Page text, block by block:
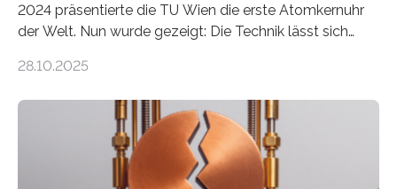
2024 präsentierte die TU Wien die erste Atomkernuhr
der Welt. Nun wurde gezeigt: Die Technik lässt sich
fundamentalen Physik nachzugehen. Thorium-
Messungen verwenden. Das hatte man jahrzehntelang
vermutet, weltweit war nach den passenden
Atomkern-Zuständen gesucht worden, 2024 gelang
einem Team der TU Wien mit Unterstützung
28.10.2025